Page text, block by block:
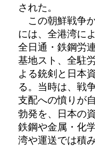
された。
この朝鮮戦争
には、全港湾に
全日通・鉄鋼労
基地スト、全駐
よる銃剣と日本
る。当時は、戦
支配への憤りが
勃発を、日本の
鉄鋼や金属・化
湾や運送では積